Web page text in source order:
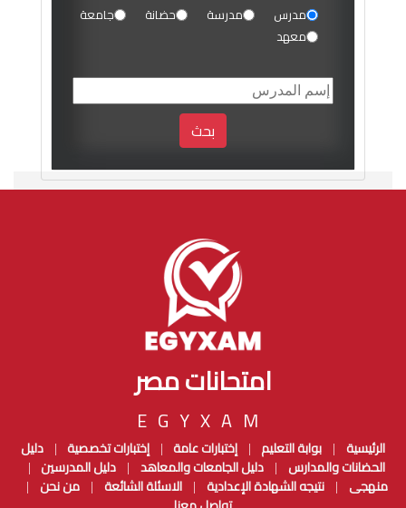
مدرس مدرسة حضانة
جامعة
معهد
بحث
امتحانات مصر
EGYXAM
الرئيسية | بوابة التعليم | إختبارات عامة | إختبارات تخصصية | دليل
الحضانات والمدارس | دليل الجامعات والمعاهد | دليل المدرسين |
منهجى |نتيجه الشهادة الإعدادية |الاسئلة الشائعة |من نحن |